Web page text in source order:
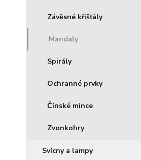
Závěsné křišťály
Mandaly
Spirály
Ochranné prvky
Čínské mince
Zvonkohry
Svícny a lampy